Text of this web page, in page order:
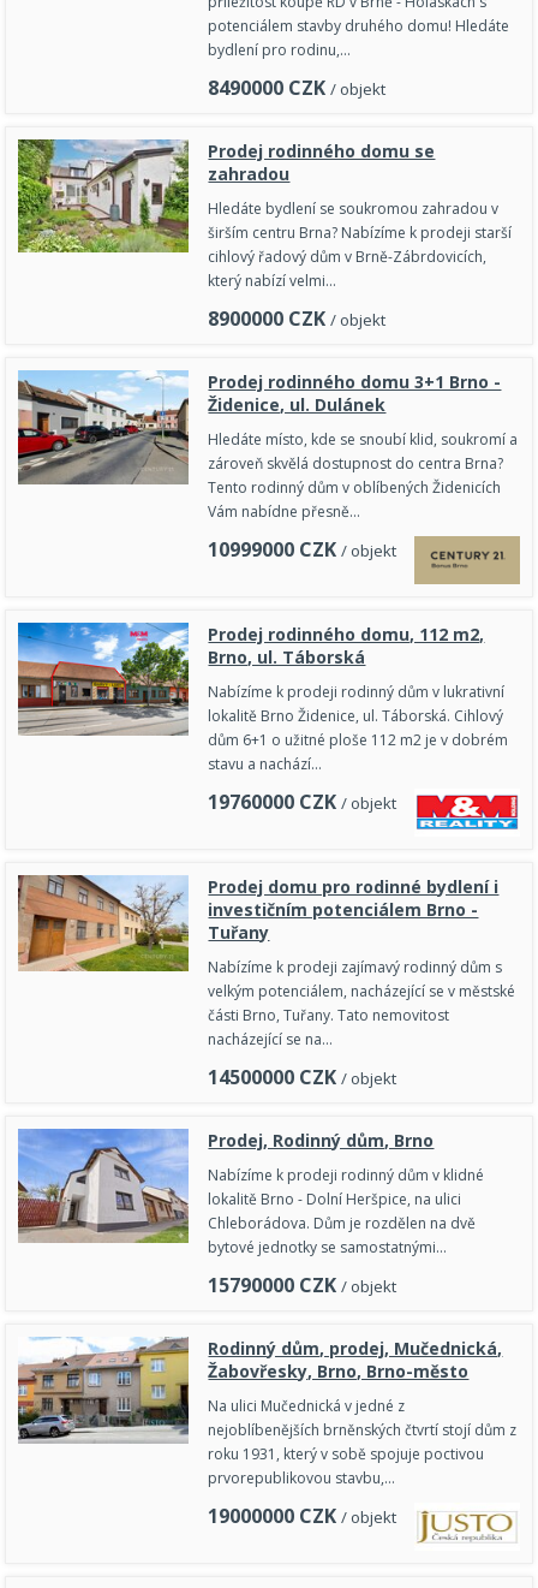
potenciálem stavby druhého domu! ​Hledáte
bydlení pro rodinu,…
8490000 CZK / objekt
Prodej rodinného domu se
zahradou
Hledáte bydlení se soukromou zahradou v
širším centru Brna? Nabízíme k prodeji starší
cihlový řadový dům v Brně-Zábrdovicích,
který nabízí velmi…
8900000 CZK / objekt
Prodej rodinného domu 3+1 Brno -
Židenice, ul. Dulánek
Hledáte místo, kde se snoubí klid, soukromí a
zároveň skvělá dostupnost do centra Brna?
Tento rodinný dům v oblíbených Židenicích
Vám nabídne přesně…
10999000 CZK / objekt
Prodej rodinného domu, 112 m2,
Brno, ul. Táborská
Nabízíme k prodeji rodinný dům v lukrativní
lokalitě Brno Židenice, ul. Táborská. Cihlový
dům 6+1 o užitné ploše 112 m2 je v dobrém
stavu a nachází…
19760000 CZK / objekt
Prodej domu pro rodinné bydlení i
investičním potenciálem Brno -
Tuřany
Nabízíme k prodeji zajímavý rodinný dům s
velkým potenciálem, nacházející se v městské
části Brno, Tuřany. Tato nemovitost
nacházející se na…
14500000 CZK / objekt
Prodej, Rodinný dům, Brno
Nabízíme k prodeji rodinný dům v klidné
lokalitě Brno - Dolní Heršpice, na ulici
Chleborádova. Dům je rozdělen na dvě
bytové jednotky se samostatnými…
15790000 CZK / objekt
Rodinný dům, prodej, Mučednická,
Žabovřesky, Brno, Brno-město
Na ulici Mučednická v jedné z
nejoblíbenějších brněnských čtvrtí stojí dům z
roku 1931, který v sobě spojuje poctivou
prvorepublikovou stavbu,…
19000000 CZK / objekt